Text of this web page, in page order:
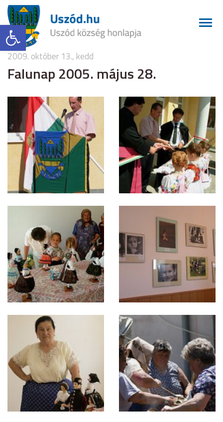
Eszköztár megnyitása
2009. október 13., kedd
Falunap 2005. május 28.